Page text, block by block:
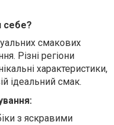
себе?
смакових
Різні регіони
характеристики,
ідеальний смак.
з яскравими